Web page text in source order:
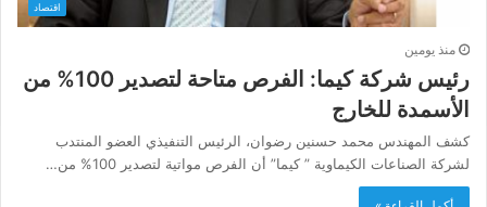
اقتصاد
منذ يومين
رئيس شركة كيما: الفرص متاحة لتصدير 100% من
الأسمدة للخارج
كشف المهندس محمد حسنين رضوان، الرئيس التنفيذي العضو المنتدب
لشركة الصناعات الكيماوية ” كيما” أن الفرص مواتية لتصدير 100% من…